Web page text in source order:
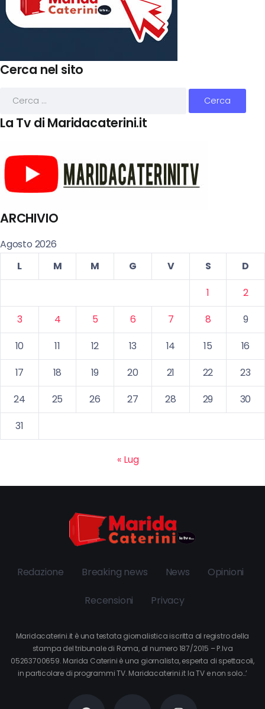
Cerca nel sito
La Tv di Maridacaterini.it
ARCHIVIO
Agosto 2026
L
M M G V S
D
1
2
3
4 5 6 7 8
9
10
11 12 13 14 15
16
17
18 19 20 21 22
23
24
25 26 27 28 29
30
31
« Lug
Redazione Breaking news News Opinioni
Recensioni Privacy
Maridacaterini.it è una testata giornalistica iscritta al registro della
stampa del tribunale di Roma, al numero 187/2015 – P.Iva
05263700659. Marida Caterini è una giornalista, esperta di spettacoli,
in particolare di programmi TV. Maridacaterini.it la TV e non solo…’